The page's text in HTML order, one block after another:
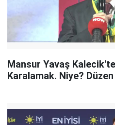
Mansur Yavaş
Karalamak. Niye?